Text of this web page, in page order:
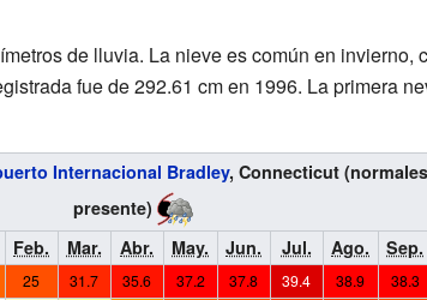
de lluvia. La nieve es común en invierno,
fue de 292.61 cm en 1996. La primera
Internacional Bradley, Connecticut
presente)
Feb. Mar. Abr. May. Jun. Jul. Ago. Sep.
25 31.7 35.6 37.2 37.8 39.4 38.9 38.3